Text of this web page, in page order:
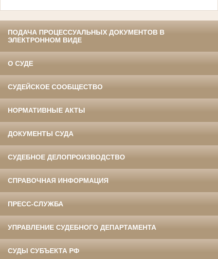
ПОДАЧА ПРОЦЕССУАЛЬНЫХ ДОКУМЕНТОВ В
ЭЛЕКТРОННОМ ВИДЕ
О СУДЕ
СУДЕЙСКОЕ СООБЩЕСТВО
НОРМАТИВНЫЕ АКТЫ
ДОКУМЕНТЫ СУДА
СУДЕБНОЕ ДЕЛОПРОИЗВОДСТВО
СПРАВОЧНАЯ ИНФОРМАЦИЯ
ПРЕСС-СЛУЖБА
УПРАВЛЕНИЕ СУДЕБНОГО ДЕПАРТАМЕНТА
СУДЫ СУБЪЕКТА РФ